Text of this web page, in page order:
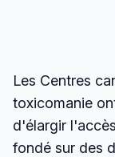
Les Centres
toxicomanie
d'élargir
fondé sur des